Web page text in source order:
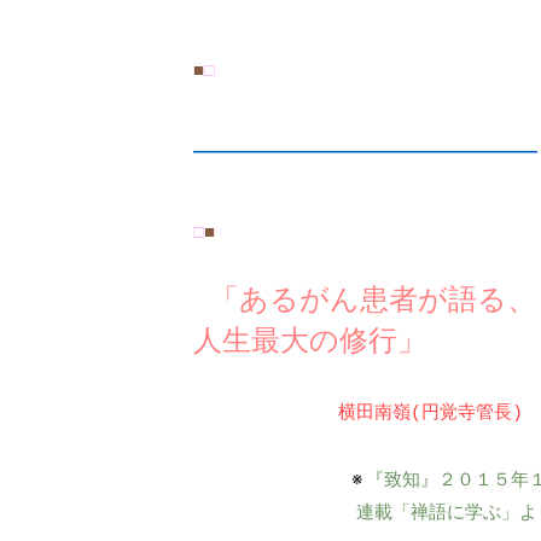
■□
―――――――――――――――――――
□■
「あるがん患者が語る、
人生最大の修行」
横田南嶺(円覚寺管長)
※
『致知』２０１５年
連載「禅語に学ぶ」よ